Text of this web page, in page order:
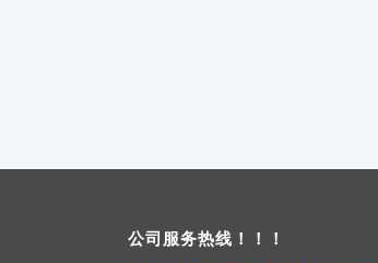
公司服务热线！！！